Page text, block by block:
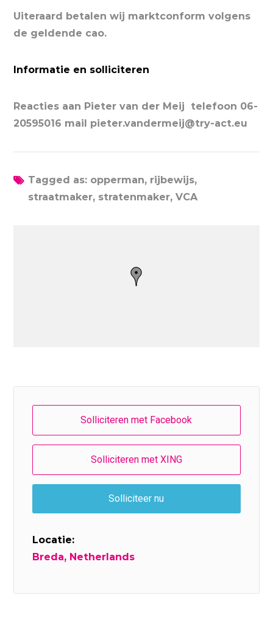
Uiteraard betalen wij marktconform volgens
de geldende cao.
Informatie en solliciteren
Reacties aan Pieter van der Meij telefoon 06-
20595016 mail pieter.vandermeij@try-act.eu
Tagged as: opperman, rijbewijs,
straatmaker, stratenmaker, VCA
Locatie:
Breda, Netherlands